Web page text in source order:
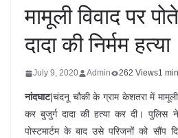
मामूली विवाद पर
दादा की निर्मम हत्या
July 9, 2020 Admin 262 Views1
नांदघाट|चंदनू चौकी के ग्राम केशतरा में मामूली
कर बुजुर्ग दादा की हत्या कर दी।
पोस्टमार्टम के बाद उसे परिजनों को सौंप